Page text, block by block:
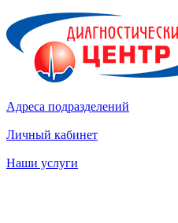
Адреса подразделений
Личный кабинет
Наши услуги